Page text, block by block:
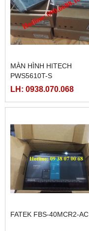
MÀN HÌNH HITECH
PWS5610T-S
LH: 0938.070.068
FATEK FBS-40MCR2-AC